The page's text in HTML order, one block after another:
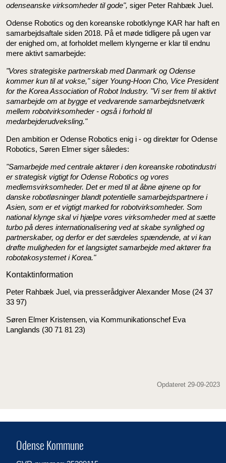
odenseanske virksomheder til gode", siger Peter Rahbæk Juel.
Odense Robotics og den koreanske robotklynge KAR har haft en
samarbejdsaftale siden 2018. På et møde tidligere på ugen var
der enighed om, at forholdet mellem klyngerne er klar til endnu
mere aktivt samarbejde:
"Vores strategiske partnerskab med Danmark og Odense
kommer kun til at vokse," siger Young-Hoon Cho, Vice President
for the Korea Association of Robot Industry. "Vi ser frem til aktivt
samarbejde om at bygge et vedvarende samarbejdsnetværk
mellem robotvirksomheder - også i forhold til
medarbejderudveksling."
Den ambition er Odense Robotics enig i - og direktør for Odense
Robotics, Søren Elmer siger således:
"Samarbejde med centrale aktører i den koreanske robotindustri
er strategisk vigtigt for Odense Robotics og vores
medlemsvirksomheder. Det er med til at åbne øjnene op for
danske robotløsninger blandt potentielle samarbejdspartnere i
Asien, som er et vigtigt marked for robotvirksomheder. Som
national klynge skal vi hjælpe vores virksomheder med at sætte
turbo på deres internationalisering ved at skabe synlighed og
partnerskaber, og derfor er det særdeles spændende, at vi kan
drøfte muligheden for et langsigtet samarbejde med aktører fra
robotøkosystemet i Korea."
Kontaktinformation
Peter Rahbæk Juel, via presserådgiver Alexander Mose (24 37
33 97)
Søren Elmer Kristensen, via Kommunikationschef Eva
Langlands (30 71 81 23)
Opdateret 29-09-2023
Odense Kommune